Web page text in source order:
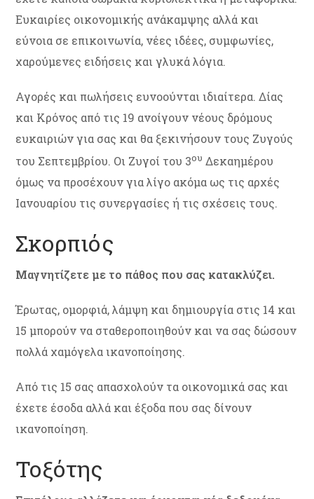
Ευκαιρίες οικονομικής ανάκαμψης αλλά και
εύνοια σε επικοινωνία, νέες ιδέες, συμφωνίες,
χαρούμενες ειδήσεις και γλυκά λόγια.
Αγορές και πωλήσεις ευνοούνται ιδιαίτερα. Δίας
και Κρόνος από τις 19 ανοίγουν νέους δρόμους
ευκαιριών για σας και θα ξεκινήσουν τους Ζυγούς
του Σεπτεμβρίου. Οι Ζυγοί του 3ου Δεκαημέρου
όμως να προσέχουν για λίγο ακόμα ως τις αρχές
Ιανουαρίου τις συνεργασίες ή τις σχέσεις τους.
Σκορπιός
Μαγνητίζετε με το πάθος που σας κατακλύζει.
Έρωτας, ομορφιά, λάμψη και δημιουργία στις 14 και
15 μπορούν να σταθεροποιηθούν και να σας δώσουν
πολλά χαμόγελα ικανοποίησης.
Από τις 15 σας απασχολούν τα οικονομικά σας και
έχετε έσοδα αλλά και έξοδα που σας δίνουν
ικανοποίηση.
Τοξότης